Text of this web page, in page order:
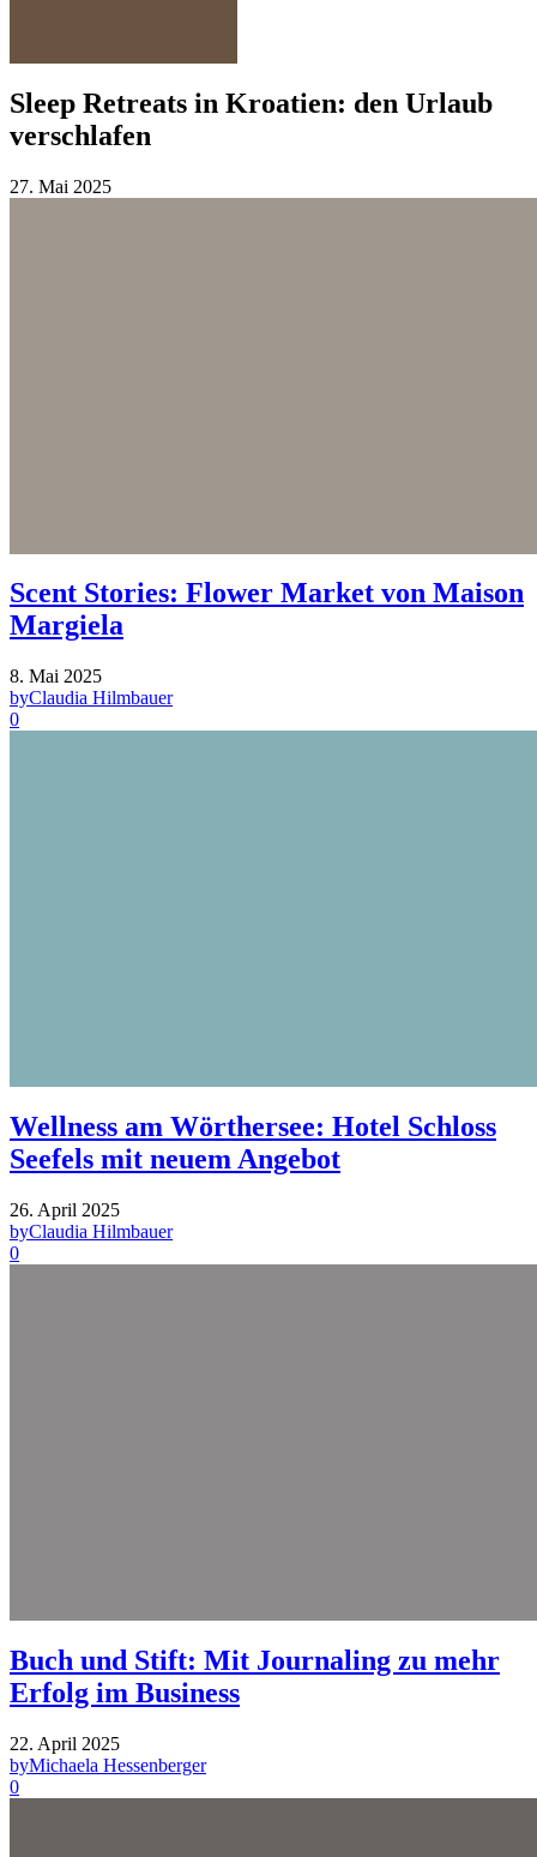
Sleep Retreats in Kroatien: den Urlaub
verschlafen
27. Mai 2025
Scent Stories: Flower Market von Maison
Margiela
8. Mai 2025
byClaudia Hilmbauer
0
Wellness am Wörthersee: Hotel Schloss
Seefels mit neuem Angebot
26. April 2025
byClaudia Hilmbauer
0
Buch und Stift: Mit Journaling zu mehr
Erfolg im Business
22. April 2025
byMichaela Hessenberger
0